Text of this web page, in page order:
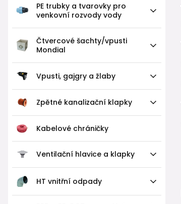
PE trubky a tvarovky pro
venkovní rozvody vody
Čtvercové šachty/vpusti
Mondial
Vpusti, gajgry a žlaby
Zpětné kanalizační klapky
Kabelové chráničky
Ventilační hlavice a klapky
HT vnitřní odpady